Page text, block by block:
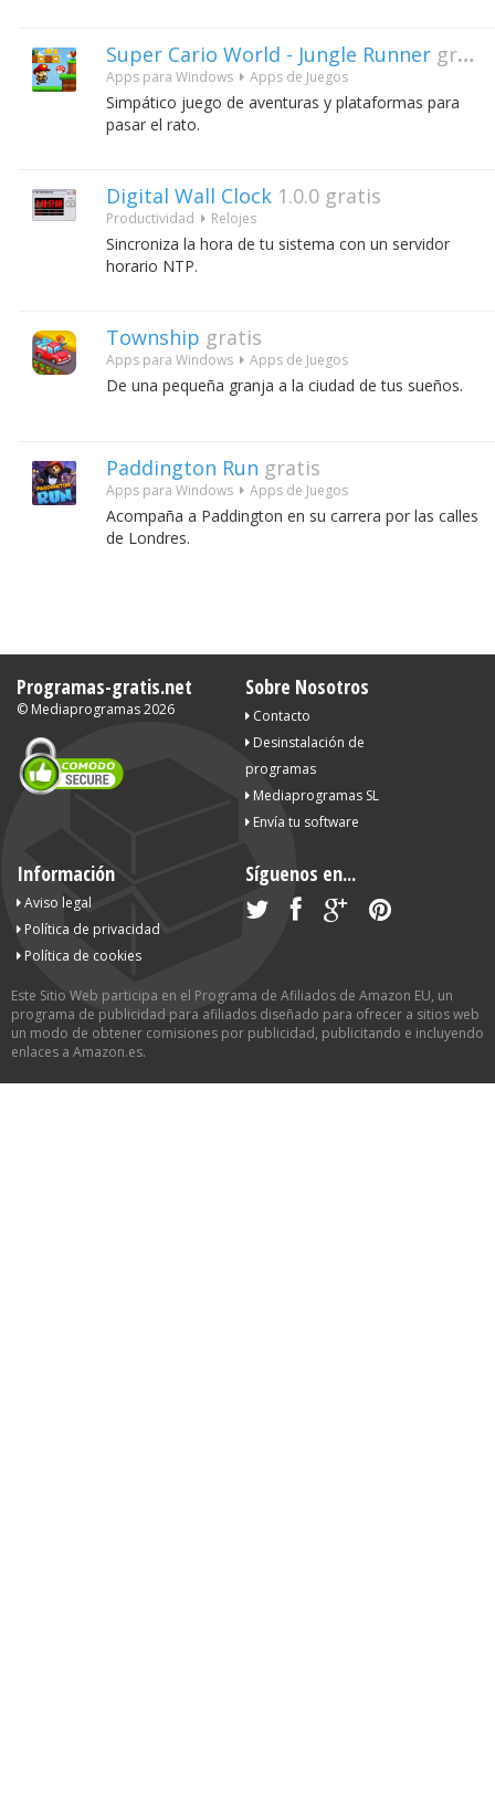
Super Cario World - Jungle Runner gratis
Apps para Windows Apps de Juegos
Simpático juego de aventuras y plataformas para
pasar el rato.
Digital Wall Clock 1.0.0 gratis
Productividad Relojes
Sincroniza la hora de tu sistema con un servidor
horario NTP.
Township gratis
Apps para Windows Apps de Juegos
De una pequeña granja a la ciudad de tus sueños.
Paddington Run gratis
Apps para Windows Apps de Juegos
Acompaña a Paddington en su carrera por las calles
de Londres.
Programas-gratis.net
© Mediaprogramas2026
Sobre Nosotros
Contacto
Desinstalación de
programas
Mediaprogramas SL
Envía tu software
Información
Aviso legal
Política de privacidad
Política de cookies
Síguenos en...
Este Sitio Web participa en el Programa de Afiliados de Amazon EU, un
programa de publicidad para afiliados diseñado para ofrecer a sitios web
un modo de obtener comisiones por publicidad, publicitando e incluyendo
enlaces a Amazon.es.